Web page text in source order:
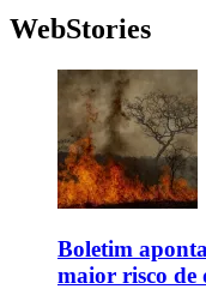
WebStories
Boletim
maior risco de